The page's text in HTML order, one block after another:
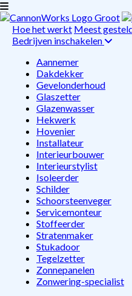
Hoe het werkt Meest
Bedrijven inschakelen
Aannemer
Dakdekker
Gevelonderhoud
Glaszetter
Glazenwasser
Hekwerk
Hovenier
Installateur
Interieurbouwer
Interieurstylist
Isoleerder
Schilder
Schoorsteenveger
Servicemonteur
Stoffeerder
Stratenmaker
Stukadoor
Tegelzetter
Zonnepanelen
Zonwering-specialist